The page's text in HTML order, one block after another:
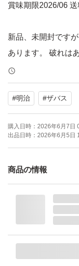
賞味期限2026/06
新品、未開封です
あります。 破れは
あくまで素人出品
れません。簡易的
開封時にカッター
十分にお気をつけ下
ご理解の上ご購入
方は購入をご遠慮
ザバス アクア ホエ
#明治 #ザバス
購入日時： 2026年6月7日
出品日時： 2026年6月5日
商品の情報